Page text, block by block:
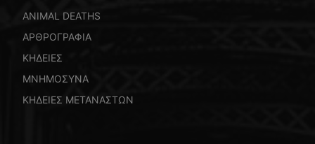
ANIMAL DEATHS
ΑΡΘΡΟΓΡΑΦΙΑ
ΚΗΔΕΙΕΣ
ΜΝΗΜΟΣΥΝΑ
ΚΗΔΕΙΕΣ ΜΕΤΑΝΑΣΤΩΝ